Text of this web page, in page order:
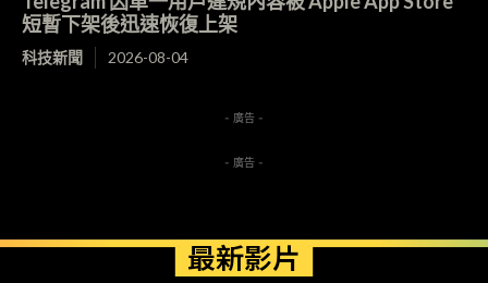
短暫下架後迅速恢復上架
科技新聞 2026-08-04
- 廣告 -
- 廣告 -
最新影片